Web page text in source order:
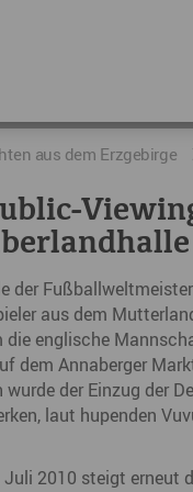
aus dem Erzgebirge
der
aus dem
englische
dem Annaberger
der Einzug der
laut hupenden
2010 steigt erneut